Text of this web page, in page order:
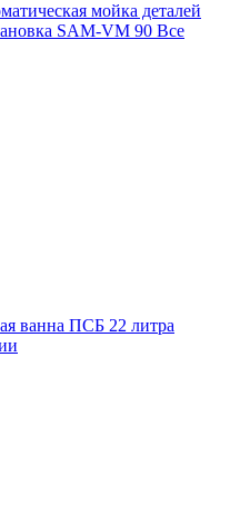
мойка деталей
SAM-VM 90 Все
ванна ПСБ 22 литра